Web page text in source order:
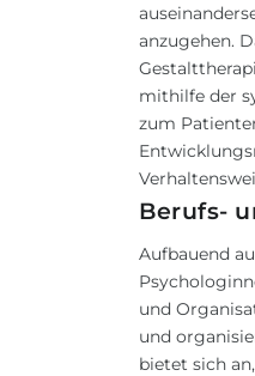
anzugehen.
mithilfe der
zum
Berufs-
Aufbauend
und
und
bietet sich